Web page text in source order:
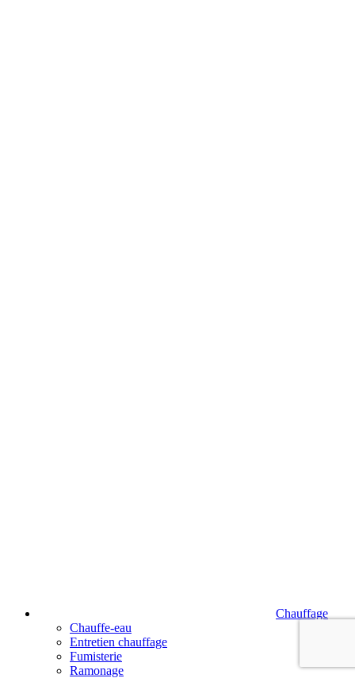
Chauffage
Chauffe-eau
Entretien chauffage
Fumisterie
Ramonage